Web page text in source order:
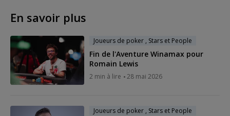
En savoir plus
Joueurs de poker , Stars et People
Fin de l'Aventure Winamax pour
Romain Lewis
2 min à lire 28 mai 2026
Joueurs de poker , Stars et People